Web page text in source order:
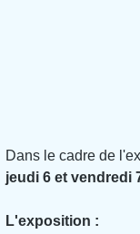
Dans le cadre de
jeudi 6 et vendredi
L'exposition :